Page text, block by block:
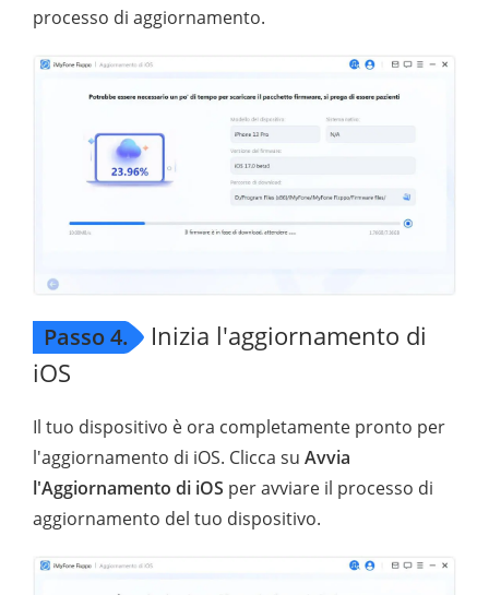
processo di aggiornamento.
Passo 4.
Inizia l'aggiornamento di
iOS
Il tuo dispositivo è ora completamente pronto per
l'aggiornamento di iOS. Clicca su Avvia
l'Aggiornamento di iOS per avviare il processo di
aggiornamento del tuo dispositivo.